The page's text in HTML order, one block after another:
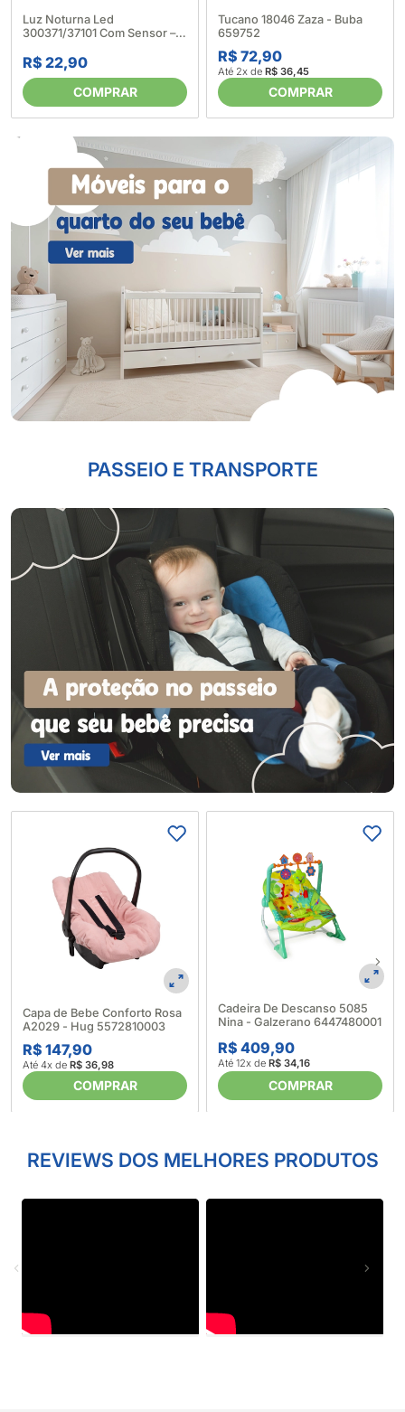
Luz Noturna Led
300371/37101 Com Sensor –
R$ 22,90
COMPRAR
Tucano 18046 Zaza - Buba
659752
R$ 72,90
Até 2x de R$ 36,45
COMPRAR
PASSEIO E TRANSPORTE
Capa de Bebe Conforto Rosa
A2029 - Hug 5572810003
R$ 147,90
Até 4x de R$ 36,98
COMPRAR
Cadeira De Descanso 5085
Nina - Galzerano 6447480001
R$ 409,90
Até 12x de R$ 34,16
COMPRAR
REVIEWS DOS MELHORES PRODUTOS